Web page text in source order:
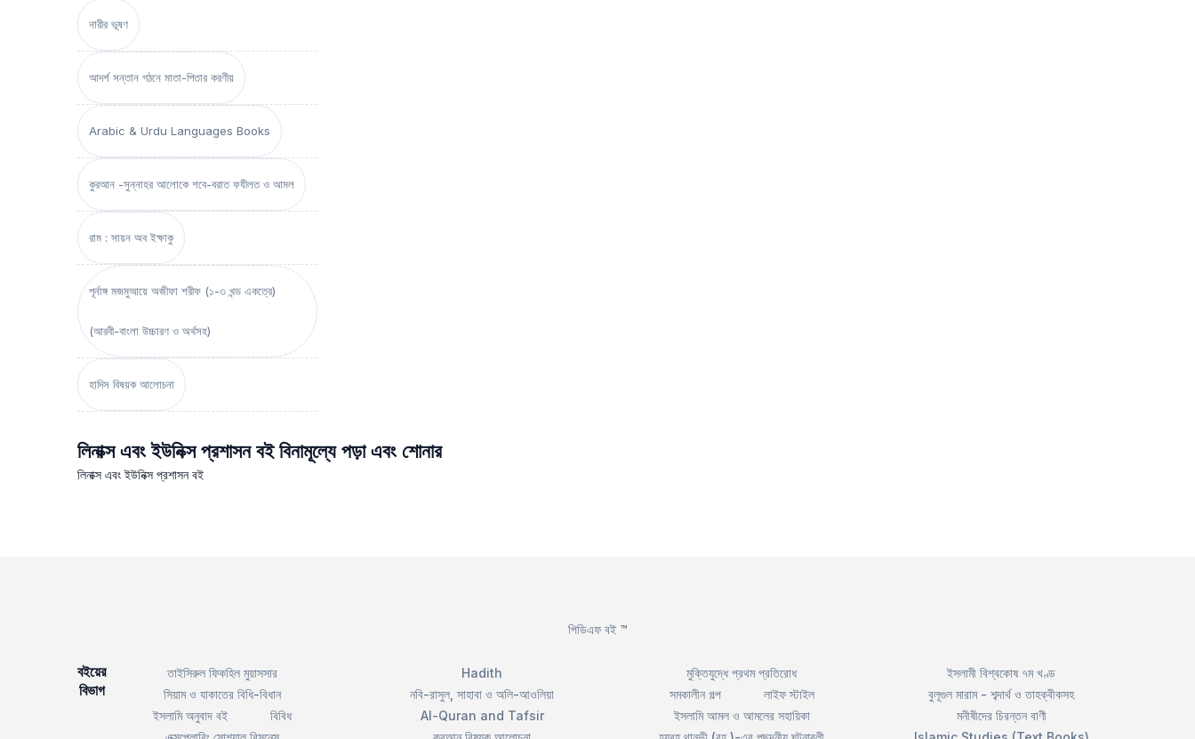
নারীর ভূষণ
আদর্শ সন্তান গঠনে মাতা-পিতার করণীয়
Arabic & Urdu Languages Books
কুরআন -সুন্নাহর আলোকে শবে-বরাত ফযীলত ও আমল
রাম : সায়ন অব ইক্ষাকু
পূর্নাঙ্গ মজমুআয়ে অজীফা শরীফ (১-৩ খন্ড একত্রে)
(আরবী-বাংলা উচ্চারণ ও অর্থসহ)
হাদিস বিষয়ক আলোচনা
লিনাক্স এবং ইউনিক্স প্রশাসন বই বিনামূল্যে পড়া এবং শোনার
লিনাক্স এবং ইউনিক্স প্রশাসন বই
পিডিএফ বই ™
বইয়ের
বিভাগ
তাইসিরুল ফিকহিল মুয়াসসার
সিয়াম ও যাকাতের বিধি-বিধান
ইসলামি অনুবাদ বই
বিবিধ
Hadith
নবি-রাসুল, সাহাবা ও অলি-আওলিয়া
Al-Quran and Tafsir
মুক্তিযুদ্ধে প্রথম প্রতিরোধ
সমকালীন গল্প
লাইফ স্টাইল
ইসলামি আমল ও আমলের সহায়িকা
ইসলামী বিশ্বকোষ ৭ম খণ্ড
বুলূগুল মারাম - শব্দার্থ ও তাহক্বীকসহ
মনীষীদের চিরন্তন বাণী